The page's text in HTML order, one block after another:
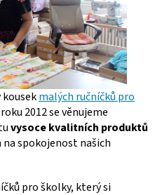
kousekmalých ručníčků pro
2012 se věnujeme
vysoce kvalitních produktů
na spokojenost našich
pro školky, který si